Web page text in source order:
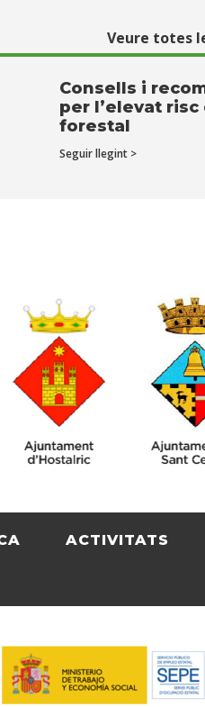
Veure totes
Consells i
per l’elevat risc
forestal
Seguir llegint >
ACTIVITATS